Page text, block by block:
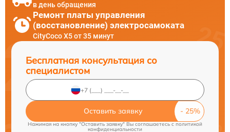
в день обращения
Ремонт платы управления
(восстановление) электросамоката
CityCoco X5 от 35 минут
Бесплатная консультация со
специалистом
Оставить заявку
Нажимая на кнопку "Оставить заявку" Вы соглашаетесь cполитикой
конфиденциальности